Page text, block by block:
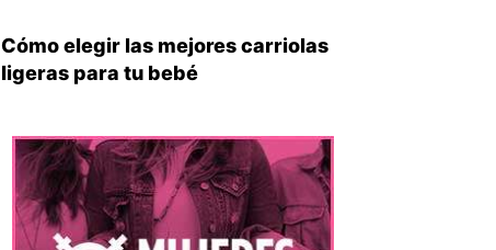
Cómo elegir las mejores carriolas
ligeras para tu bebé